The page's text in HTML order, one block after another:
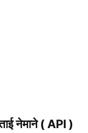
नेमाने ( API )